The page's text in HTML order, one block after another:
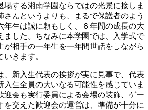
場する湘南学園ならではの光景に接しま
さんというよりも、まるで保護者のよう
年生は誠に頼もしく、６年間の成長の大
ました。ちなみに本学園では、入学式で
が相手の一年生を一年間世話をしながら
きます。
新入生代表の挨拶が実に見事で、代表
入生全員の大いなる可能性を感じていま
迎会も実行委員による会場の装飾、ゲー
を交えた歓迎会の運営は、準備が十分に